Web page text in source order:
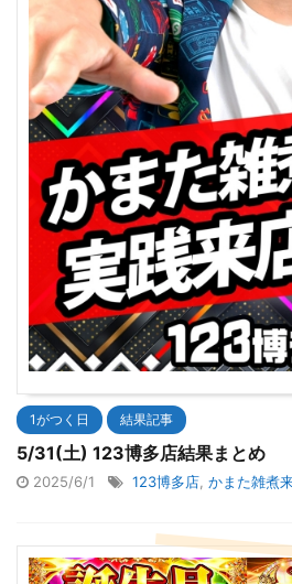
1がつく日 結果記事
5/31(土) 123博多店結果まとめ
2025/6/1 123博多店 かまた雑煮